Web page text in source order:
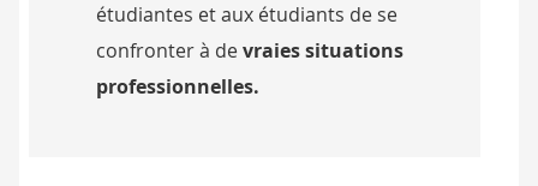
étudiantes et aux étudiants de se
confronter à devraies situations
professionnelles.